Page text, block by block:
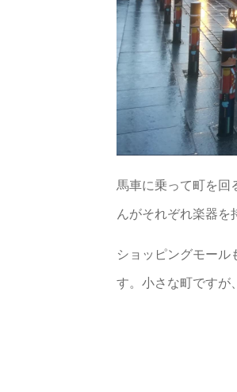
馬車に乗って町を回
んがそれぞれ楽器を
ショッピングモール
す。小さな町ですが